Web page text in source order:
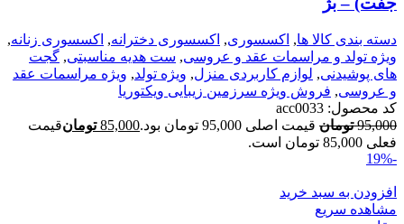
دسته بندی کالا ها, اکسسوری, اکسسوری دخترانه, اکسسوری زنانه,
ویژه تولد و مراسمات عقد و عروسی, ست هدیه مناسبتی, گجت
های پوشیدنی, لوازم کاربردی منزل, ویژه تولد, ویژه مراسمات عقد
و عروسی, فروش ویژه سرزمین زیبایی ویکتوریا
کد محصول: acc0033
95,000 تومان قیمت اصلی 95,000 تومان بود. 85,000 تومانقیمت
فعلی 85,000 تومان است.
-19%
افزودن به سبد خرید
مشاهده سریع